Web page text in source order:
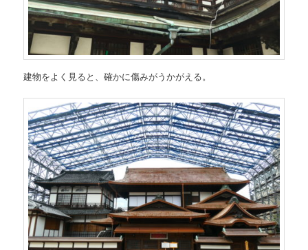
建物をよく見ると、確かに傷みがうかがえる。